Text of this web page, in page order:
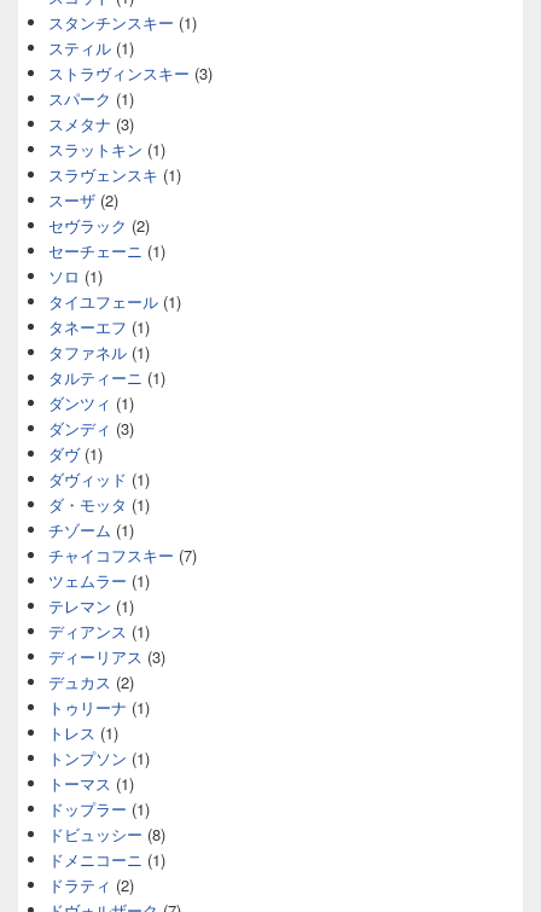
スタンチンスキー (1)
スティル (1)
ストラヴィンスキー (3)
スパーク (1)
スメタナ (3)
スラットキン (1)
スラヴェンスキ (1)
スーザ (2)
セヴラック (2)
セーチェーニ (1)
ソロ (1)
タイユフェール (1)
タネーエフ (1)
タファネル (1)
タルティーニ (1)
ダンツィ (1)
ダンディ (3)
ダヴ(1)
ダヴィッド (1)
ダ・モッタ (1)
チゾーム (1)
チャイコフスキー (7)
ツェムラー (1)
テレマン (1)
ディアンス (1)
ディーリアス (3)
デュカス (2)
トゥリーナ (1)
トレス (1)
トンプソン (1)
トーマス (1)
ドップラー (1)
ドビュッシー (8)
ドメニコーニ (1)
ドラティ (2)